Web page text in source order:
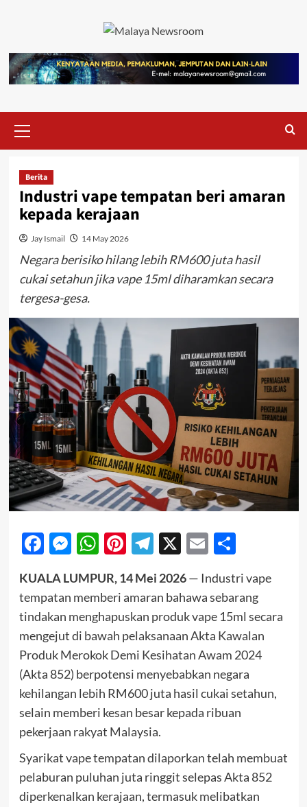
Berita
Industri vape tempatan beri amaran
kepada kerajaan
Jay Ismail 14 May 2026
Negara berisiko hilang lebih RM600 juta hasil
cukai setahun jika vape 15ml diharamkan secara
tergesa-gesa.
Facebook
Messenger
WhatsApp
Pinterest
Telegram
X EmailShare
KUALA LUMPUR, 14 Mei 2026— Industri vape
tempatan memberi amaran bahawa sebarang
tindakan menghapuskan produk vape 15ml secara
mengejut di bawah pelaksanaan Akta Kawalan
Produk Merokok Demi Kesihatan Awam 2024
(Akta 852) berpotensi menyebabkan negara
kehilangan lebih RM600 juta hasil cukai setahun,
selain memberi kesan besar kepada ribuan
pekerjaan rakyat Malaysia.
Syarikat vape tempatan dilaporkan telah membuat
pelaburan puluhan juta ringgit selepas Akta 852
diperkenalkan kerajaan, termasuk melibatkan